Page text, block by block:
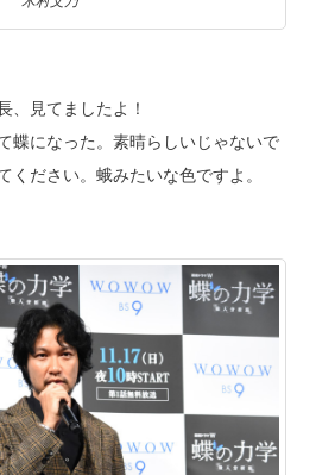
、見てましたよ！
蝶になった。素晴らしいじゃないで
ください。蛾みたいな色ですよ。